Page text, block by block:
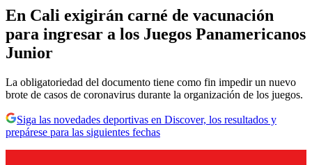
En Cali exigirán carné de vacunación
para ingresar a los Juegos Panamericanos
Junior
La obligatoriedad del documento tiene como fin impedir un nuevo
brote de casos de coronavirus durante la organización de los juegos.
Siga las novedades deportivas en Discover, los resultados y
prepárese para las siguientes fechas